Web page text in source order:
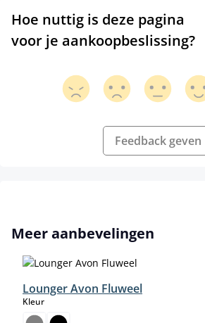
Hoe nuttig is deze pagina
voor je aankoopbeslissing?
Feedback geven
Productgalerij overslaan
Meer aanbevelingen
Lounger Avon Fluweel
Kleurselect